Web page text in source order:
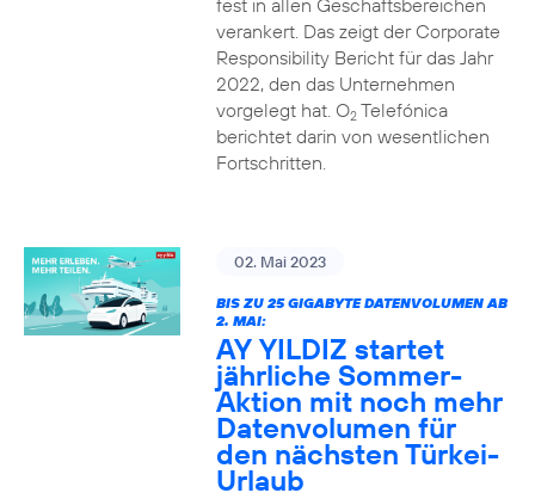
fest in allen Geschäftsbereichen
verankert. Das zeigt der Corporate
Responsibility Bericht für das Jahr
2022, den das Unternehmen
vorgelegt hat. O2Telefónica
berichtet darin von wesentlichen
Fortschritten.
02. Mai 2023
BIS ZU 25 GIGABYTE DATENVOLUMEN AB
2. MAI:
AY YILDIZ startet
jährliche Sommer-
Aktion mit noch mehr
Datenvolumen für
den nächsten Türkei-
Urlaub